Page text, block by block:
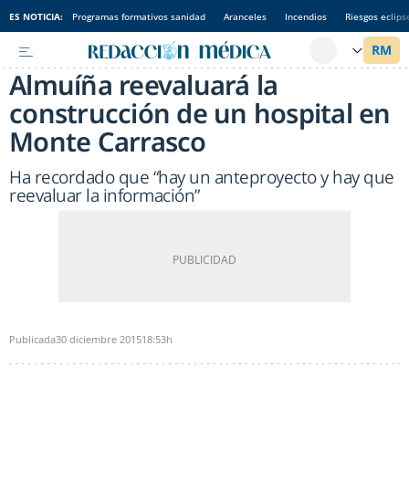
ES NOTICIA: Programas formativos sanidad Aranceles Incendios Riesgos
Almuíña reevaluará la
construcción de un hospital en
Monte Carrasco
Ha recordado que “hay un anteproyecto y hay que
reevaluar la información”
Publicada30 diciembre 201518:53h